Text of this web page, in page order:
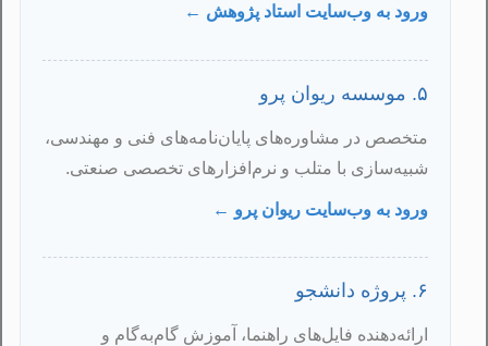
ورود به وب‌سایت استاد پژوهش ←
۵. موسسه ریوان پرو
متخصص در مشاوره‌های پایان‌نامه‌های فنی و مهندسی،
شبیه‌سازی با متلب و نرم‌افزارهای تخصصی صنعتی.
ورود به وب‌سایت ریوان پرو ←
۶. پروژه دانشجو
ارائه‌دهنده فایل‌های راهنما، آموزش گام‌به‌گام و